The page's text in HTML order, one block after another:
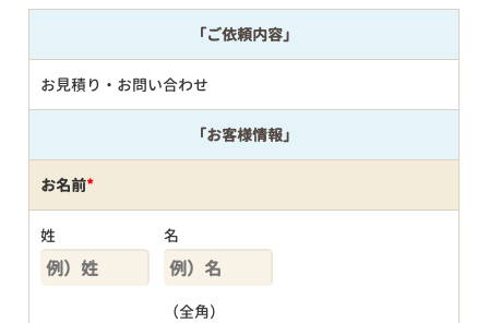
「ご依頼内容」
お見積り・お問い合わせ
「お客様情報」
お名前*
姓 名
（全角）